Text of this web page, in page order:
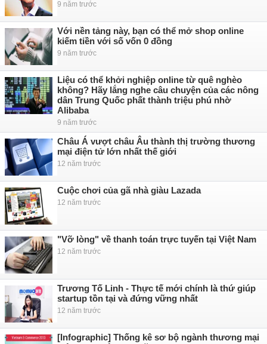
9 năm trước
Với nền tảng này, bạn có thể mở shop online
kiếm tiền với số vốn 0 đồng
9 năm trước
Liệu có thể khởi nghiệp online từ quê nghèo
không? Hãy lắng nghe câu chuyện của các nông
dân Trung Quốc phất thành triệu phú nhờ
Alibaba
9 năm trước
Châu Á vượt châu Âu thành thị trường thương
mại điện tử lớn nhất thế giới
12 năm trước
Cuộc chơi của gã nhà giàu Lazada
12 năm trước
"Vỡ lòng" về thanh toán trực tuyến tại Việt Nam
12 năm trước
Trương Tố Linh - Thực tế mới chính là thứ giúp
startup tồn tại và đứng vững nhất
12 năm trước
[Infographic] Thống kê sơ bộ ngành thương mại